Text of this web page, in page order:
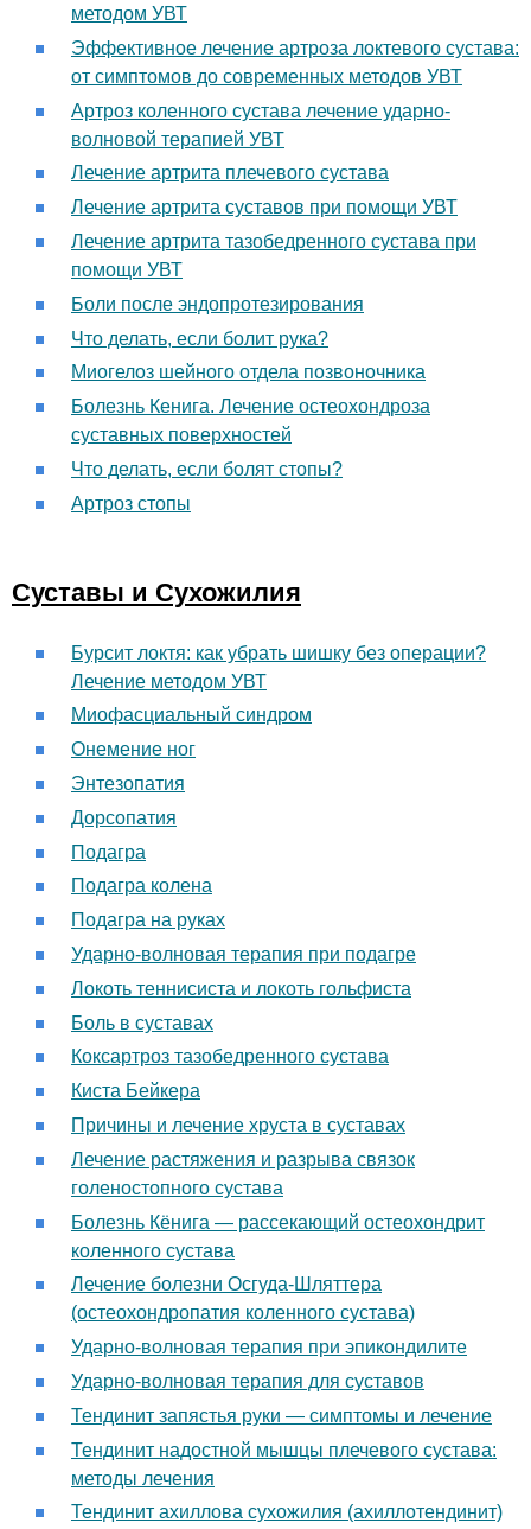
методом УВТ
Эффективное лечение артроза локтевого сустава:
от симптомов до современных методов УВТ
Артроз коленного сустава лечение ударно-
волновой терапией УВТ
Лечение артрита плечевого сустава
Лечение артрита суставов при помощи УВТ
Лечение артрита тазобедренного сустава при
помощи УВТ
Боли после эндопротезирования
Что делать, если болит рука?
Миогелоз шейного отдела позвоночника
Болезнь Кенига. Лечение остеохондроза
суставных поверхностей
Что делать, если болят стопы?
Артроз стопы
Суставы и Сухожилия
Бурсит локтя: как убрать шишку без операции?
Лечение методом УВТ
Миофасциальный синдром
Онемение ног
Энтезопатия
Дорсопатия
Подагра
Подагра колена
Подагра на руках
Ударно-волновая терапия при подагре
Локоть теннисиста и локоть гольфиста
Боль в суставах
Коксартроз тазобедренного сустава
Киста Бейкера
Причины и лечение хруста в суставах
Лечение растяжения и разрыва связок
голеностопного сустава
Болезнь Кёнига — рассекающий остеохондрит
коленного сустава
Лечение болезни Осгуда-Шляттера
(остеохондропатия коленного сустава)
Ударно-волновая терапия при эпикондилите
Ударно-волновая терапия для суставов
Тендинит запястья руки — симптомы и лечение
Тендинит надостной мышцы плечевого сустава:
методы лечения
Тендинит ахиллова сухожилия (ахиллотендинит)